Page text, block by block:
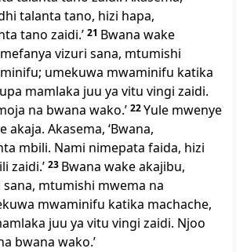
talanta tano, hizi hapa,
tano zaidi.’ 21 Bwana wake
vizuri sana, mtumishi
umekuwa mwaminifu katika
mamlaka juu ya vitu vingi zaidi.
na bwana wako.’ 22Yule mwenye
Akasema, ‘Bwana,
mbili. Nami nimepata faida, hizi
zaidi.’ 23 Bwana wake akajibu,
sana, mtumishi mwema na
mwaminifu katika machache,
juu ya vitu vingi zaidi. Njoo
bwana wako.’